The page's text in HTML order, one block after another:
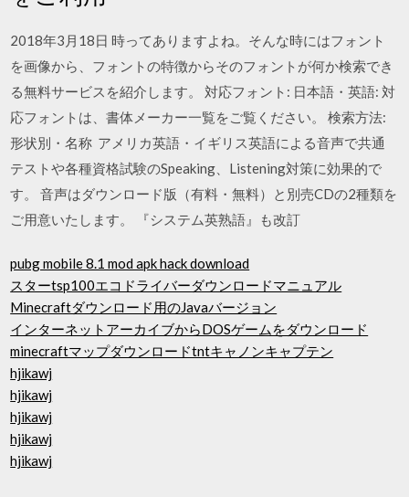
2018年3月18日 時ってありますよね。そんな時にはフォント
を画像から、フォントの特徴からそのフォントが何か検索でき
る無料サービスを紹介します。 対応フォント: 日本語・英語: 対
応フォントは、書体メーカー一覧をご覧ください。 検索方法:
形状別・名称 アメリカ英語・イギリス英語による音声で共通
テストや各種資格試験のSpeaking、Listening対策に効果的で
す。 音声はダウンロード版（有料・無料）と別売CDの2種類を
ご用意いたします。 『システム英熟語』も改訂
pubg mobile 8.1 mod apk hack download
スターtsp100エコドライバーダウンロードマニュアル
Minecraftダウンロード用のJavaバージョン
インターネットアーカイブからDOSゲームをダウンロード
minecraftマップダウンロードtntキャノンキャプテン
hjikawj
hjikawj
hjikawj
hjikawj
hjikawj